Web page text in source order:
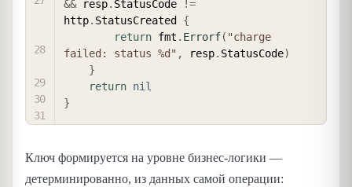
&& resp. StatusCode
!=
http. StatusCreated {
return fmt . Errorf( "charge
failed: status %d" , resp. StatusCode)
}
return nil
}
Ключ формируется на уровне бизнес-логики —
детерминированно, из данных самой операции: